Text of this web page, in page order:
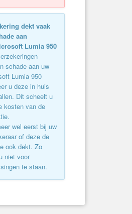
dekt vaak
aan
Lumia 950
schade aan uw
Lumia 950
u deze in huis
Dit scheelt u
kosten van de
wel eerst bij uw
of deze de
ook dekt. Zo
niet voor
te staan.